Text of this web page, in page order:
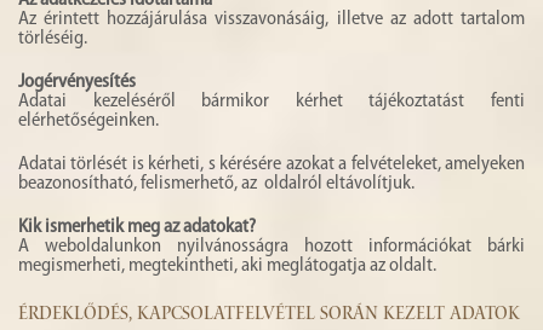
Az érintett hozzájárulása visszavonásáig, illetve az adott tartalom
törléséig.
Jogérvényesítés
Adatai kezeléséről bármikor kérhet tájékoztatást fenti
elérhetőségeinken.
Adatai törlését is kérheti, s kérésére azokat a felvételeket, amelyeken
beazonosítható, felismerhető, az oldalról eltávolítjuk.
Kik ismerhetik meg az adatokat?
A weboldalunkon nyilvánosságra hozott információkat bárki
megismerheti, megtekintheti, aki meglátogatja az oldalt.
ÉRDEKLŐDÉS, KAPCSOLATFELVÉTEL SORÁN KEZELT ADATOK